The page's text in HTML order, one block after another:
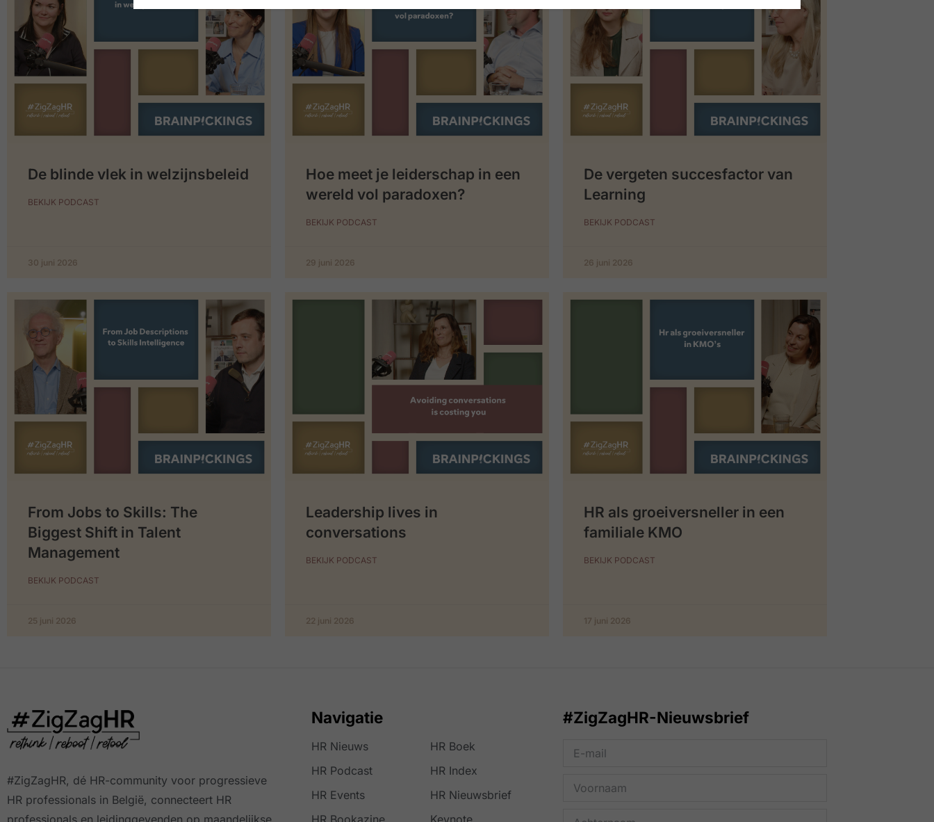
De blinde vlek in welzijnsbeleid
BEKIJK PODCAST
30 juni 2026
Hoe meet je leiderschap in een
wereld vol paradoxen?
BEKIJK PODCAST
29 juni 2026
De vergeten succesfactor van
Learning
BEKIJK PODCAST
26 juni 2026
From Jobs to Skills: The
Biggest Shift in Talent
Management
BEKIJK PODCAST
25 juni 2026
Leadership lives in
conversations
BEKIJK PODCAST
22 juni 2026
HR als groeiversneller in een
familiale KMO
BEKIJK PODCAST
17 juni 2026
#ZigZagHR, dé HR-community voor progressieve
HR professionals in België, connecteert HR
professionals en leidinggevenden op maandelijkse
Navigatie
HR Nieuws
HR Podcast
HR Events
HR Bookazine
HR Boek
HR Index
HR Nieuwsbrief
Keynote
#ZigZagHR-Nieuwsbrief